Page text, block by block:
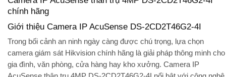
chính hãng
Giới thiệu Camera IP AcuSense DS-2CD2T46G2-4I
Trong bối cảnh an ninh ngày càng được chú trọng, lựa chọn
camera giám sát Hikvision chính hãng là giải pháp thông minh cho
gia đình, văn phòng, cửa hàng hay kho xưởng. Camera IP